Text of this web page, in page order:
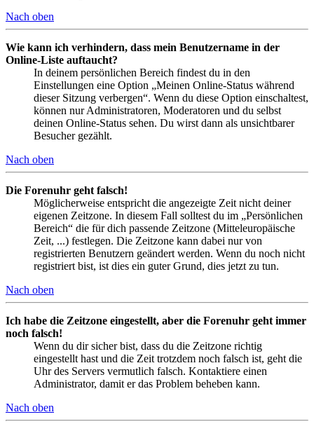
Nach oben
Wie kann ich verhindern, dass mein Benutzername in der
Online-Liste auftaucht?
In deinem persönlichen Bereich findest du in den
Einstellungen eine Option „Meinen Online-Status während
dieser Sitzung verbergen“. Wenn du diese Option einschaltest,
können nur Administratoren, Moderatoren und du selbst
deinen Online-Status sehen. Du wirst dann als unsichtbarer
Besucher gezählt.
Nach oben
Die Forenuhr geht falsch!
Möglicherweise entspricht die angezeigte Zeit nicht deiner
eigenen Zeitzone. In diesem Fall solltest du im „Persönlichen
Bereich“ die für dich passende Zeitzone (Mitteleuropäische
Zeit, ...) festlegen. Die Zeitzone kann dabei nur von
registrierten Benutzern geändert werden. Wenn du noch nicht
registriert bist, ist dies ein guter Grund, dies jetzt zu tun.
Nach oben
Ich habe die Zeitzone eingestellt, aber die Forenuhr geht immer
noch falsch!
Wenn du dir sicher bist, dass du die Zeitzone richtig
eingestellt hast und die Zeit trotzdem noch falsch ist, geht die
Uhr des Servers vermutlich falsch. Kontaktiere einen
Administrator, damit er das Problem beheben kann.
Nach oben